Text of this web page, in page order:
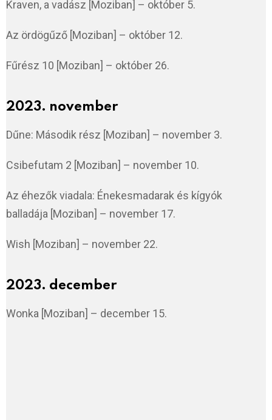
Kraven, a vadász [Moziban] – október 5.
Az ördögűző [Moziban] – október 12.
Fűrész 10 [Moziban] – október 26.
2023. november
Dűne: Második rész [Moziban] – november 3.
Csibefutam 2 [Moziban] – november 10.
Az éhezők viadala: Énekesmadarak és kígyók
balladája [Moziban] – november 17.
Wish [Moziban] – november 22.
2023. december
Wonka [Moziban] – december 15.